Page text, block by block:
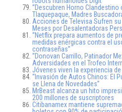
“Descubren Horno
Tlaquepaque, Madres
Acciones de Televisa Sufren su
Meses por Desalentadoras
“Netflix prepara aumentos de
medidas enérgicas contra el
contraseñas”
“Donovan Carrillo, Patinador
Adversidades en el Trofeo
Jóvenes viven la experiencia de
“Invasión de Autos Chinos: El
se Llena de Novedades”
MrBeast alcanza un hito
200 millones de suscriptores
Citibanamex mantiene